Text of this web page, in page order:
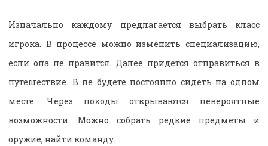
Изначально каждому предлагается выбрать класс
игрока. В процессе можно изменить специализацию,
если она не нравится. Далее придется отправиться в
путешествие. В не будете постоянно сидеть на одном
месте. Через походы открываются невероятные
возможности. Можно собрать редкие предметы и
оружие, найти команду.